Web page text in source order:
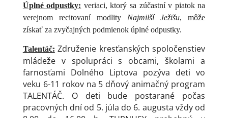
Úplné odpustky: veriaci, ktorý sa zúčastní v piatok na
verejnom recitovaní modlity Najmilší Ježišu, môže
získať za zvyčajných podmienok úplné odpustky.
Talentáč: Združenie kresťanských spoločenstiev
mládeže v spolupráci s obcami, školami a
farnosťami Dolného Liptova pozýva deti vo
veku 6-11 rokov na 5 dňový animačný program
TALENTÁČ. O deti bude postarané počas
pracovných dní od 5. júla do 6. augusta vždy od